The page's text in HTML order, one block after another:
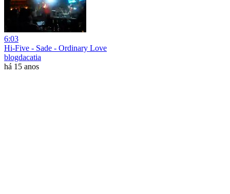
6:03
Hi-Five - Sade - Ordinary Love
blogdacatia
há 15 anos